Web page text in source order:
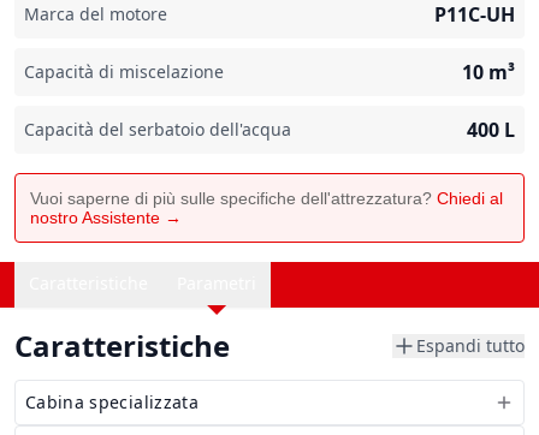
Marca del motore
P11C-UH
Capacità di miscelazione 10 m³
Capacità del serbatoio dell'acqua 400 L
Vuoi saperne di più sulle specifiche dell'attrezzatura? Chiedi al
nostro Assistente →
Caratteristiche Espandi tutto
Cabina specializzata